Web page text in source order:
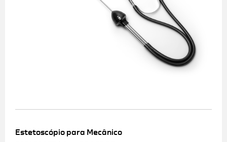
Estetoscópio para Mecânico